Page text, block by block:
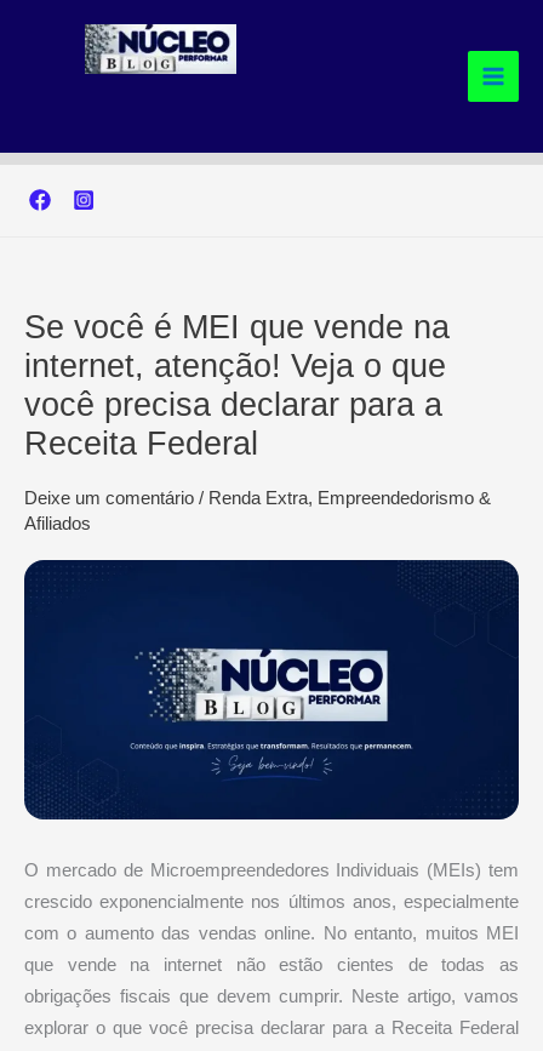
Se você é MEI que vende na
internet, atenção! Veja o que
você precisa declarar para a
Receita Federal
Deixe um comentário / Renda Extra, Empreendedorismo &
Afiliados
O mercado de Microempreendedores Individuais (MEIs) tem
crescido exponencialmente nos últimos anos, especialmente
com o aumento das vendas online. No entanto, muitos MEI
que vende na internet não estão cientes de todas as
obrigações fiscais que devem cumprir. Neste artigo, vamos
explorar o que você precisa declarar para a Receita Federal